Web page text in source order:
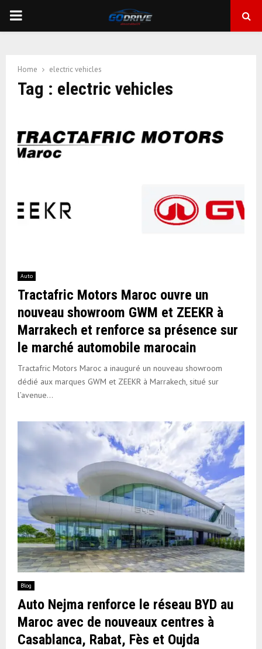
PRIMARY
Home electric vehicles
Tag : electric vehicles
Auto
Tractafric Motors Maroc ouvre un
nouveau showroom GWM et ZEEKR à
Marrakech et renforce sa présence sur
le marché automobile marocain
Tractafric Motors Maroc a inauguré un nouveau showroom
dédié aux marques GWM et ZEEKR à Marrakech, situé sur
l’avenue...
Blog
Auto Nejma renforce le réseau BYD au
Maroc avec de nouveaux centres à
Casablanca, Rabat, Fès et Oujda